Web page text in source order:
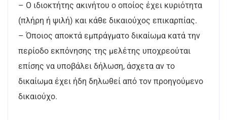
– O ιδιοκτήτης ακινήτου ο οποίος έχει κυριότητα
(πλήρη ή ψιλή) και κάθε δικαιούχος επικαρπίας.
– Όποιος αποκτά εμπράγματο δικαίωμα κατά την
περίοδο εκπόνησης της μελέτης υποχρεούται
επίσης να υποβάλει δήλωση, άσχετα αν το
δικαίωμα έχει ήδη δηλωθεί από τον προηγούμενο
δικαιούχο.